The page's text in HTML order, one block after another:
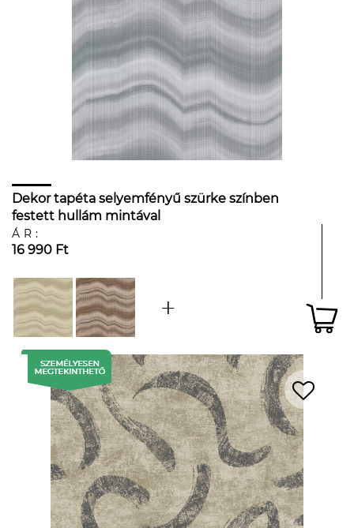
Dekor tapéta selyemfényű szürke színben
festett hullám mintával
ÁR:
16 990 Ft